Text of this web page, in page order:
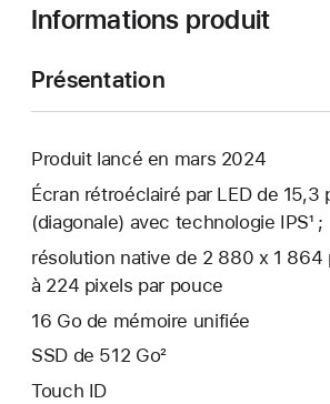
Informations produit
Présentation
Produit lancé en mars 2024
Écran rétroéclairé par LED de 15,3
(diagonale) avec technologie IPS¹ ;
résolution native de 2 880 x 1 864
à 224 pixels par pouce
16 Go de mémoire unifiée
SSD de 512 Go²
Touch ID